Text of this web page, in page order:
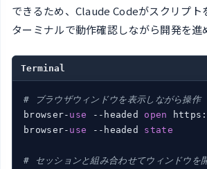
できるため、Claude Codeがスクリプト
ターミナルで動作確認しながら開発を進
Terminal
# ブラウザウィンドウを表示しながら操作
browser- use --headed open https:
browser- use --headed state
# セッションと組み合わせてウィンドウを